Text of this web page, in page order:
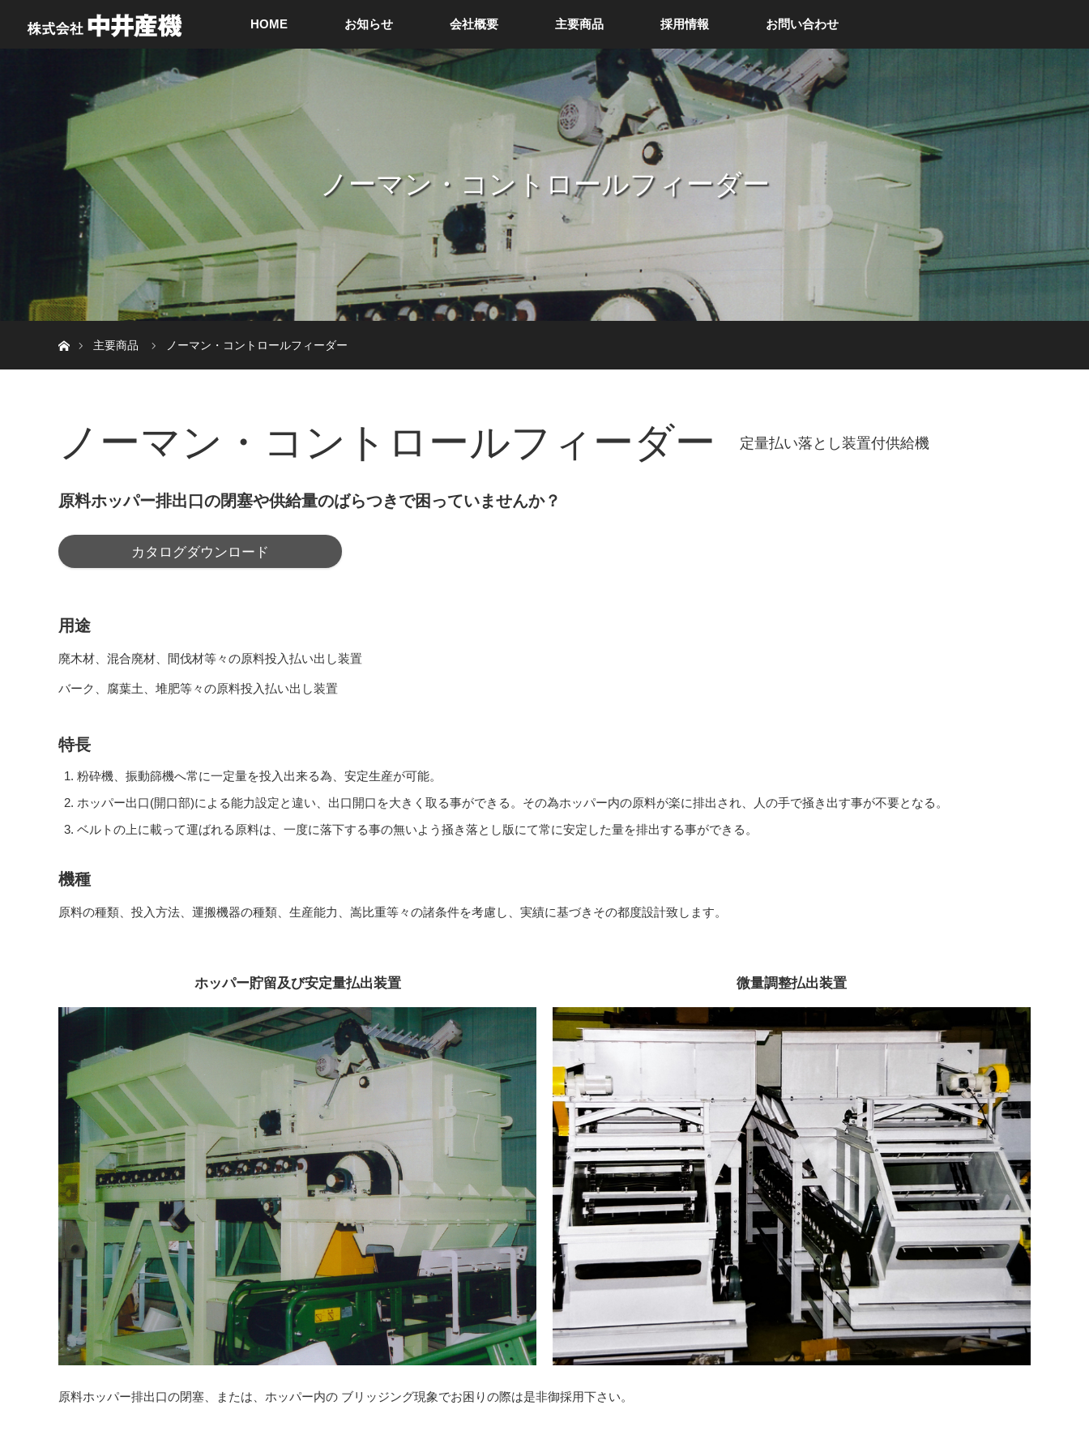
HOME お知らせ 会社概要 主要商品 採用情報 お問い合わせ
ノーマン・コントロールフィーダー
主要商品
ノーマン・コントロールフィーダー
ノーマン・コントロールフィーダー 定量払い落とし装置付供給機
原料ホッパー排出口の閉塞や供給量のばらつきで困っていませんか？
カタログダウンロード
用途
廃木材、混合廃材、間伐材等々の原料投入払い出し装置
バーク、腐葉土、堆肥等々の原料投入払い出し装置
特長
粉砕機、振動篩機へ常に一定量を投入出来る為、安定生産が可能。
ホッパー出口(開口部)による能力設定と違い、出口開口を大きく取る事ができる。その為ホッパー内の原料が楽に排出され、人の手で掻き出す事が不要となる。
ベルトの上に載って運ばれる原料は、一度に落下する事の無いよう掻き落とし版にて常に安定した量を排出する事ができる。
機種
原料の種類、投入方法、運搬機器の種類、生産能力、嵩比重等々の諸条件を考慮し、実績に基づきその都度設計致します。
ホッパー貯留及び安定量払出装置 微量調整払出装置
原料ホッパー排出口の閉塞、または、ホッパー内の ブリッジング現象でお困りの際は是非御採用下さい。